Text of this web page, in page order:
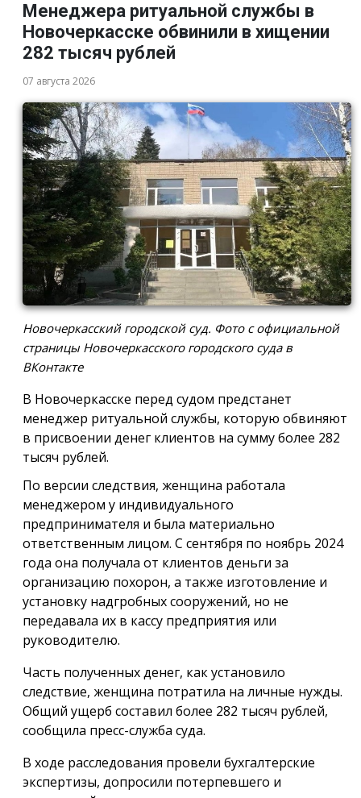
Менеджера ритуальной службы в
Новочеркасске обвинили в хищении
282 тысяч рублей
07 августа 2026
Новочеркасский городской суд. Фото с официальной
страницы Новочеркасского городского суда в
ВКонтакте
В Новочеркасске перед судом предстанет
менеджер ритуальной службы, которую обвиняют
в присвоении денег клиентов на сумму более 282
тысяч рублей.
По версии следствия, женщина работала
менеджером у индивидуального
предпринимателя и была материально
ответственным лицом. С сентября по ноябрь 2024
года она получала от клиентов деньги за
организацию похорон, а также изготовление и
установку надгробных сооружений, но не
передавала их в кассу предприятия или
руководителю.
Часть полученных денег, как установило
следствие, женщина потратила на личные нужды.
Общий ущерб составил более 282 тысяч рублей,
сообщила пресс-служба суда.
В ходе расследования провели бухгалтерские
экспертизы, допросили потерпевшего и